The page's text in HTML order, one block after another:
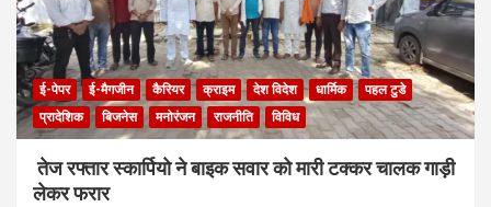
ई-पेपर ई-मैगजीन कैरियर क्राइम देश विदेश धार्मिक
पहल टुडे
प्रादेशिक
बिजनेस मनोरंजन राजनीति विविध
तेज रफ्तार स्कार्पियो ने बाइक सवार को मारी टक्कर चालक गाड़ी
लेकर फरार